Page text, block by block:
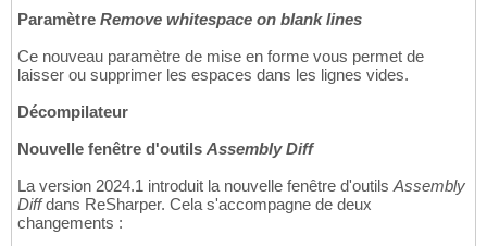
Paramètre Remove whitespace on blank lines
Ce nouveau paramètre de mise en forme vous permet de
laisser ou supprimer les espaces dans les lignes vides.
Décompilateur
Nouvelle fenêtre d'outils Assembly Diff
La version 2024.1 introduit la nouvelle fenêtre d'outils Assembly
Diffdans ReSharper. Cela s'accompagne de deux
changements :